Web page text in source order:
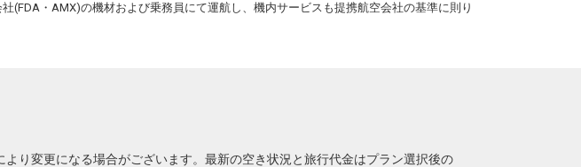
(FDA・AMX)の機材および乗務員にて運航し、機内サービスも提携航空会社の基準に則り
り変更になる場合がございます。最新の空き状況と旅行代金はプラン選択後の